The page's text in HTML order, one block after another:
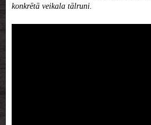
konkrētā veikala tālruni.